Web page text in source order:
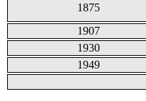
1875
1907
1930
1949